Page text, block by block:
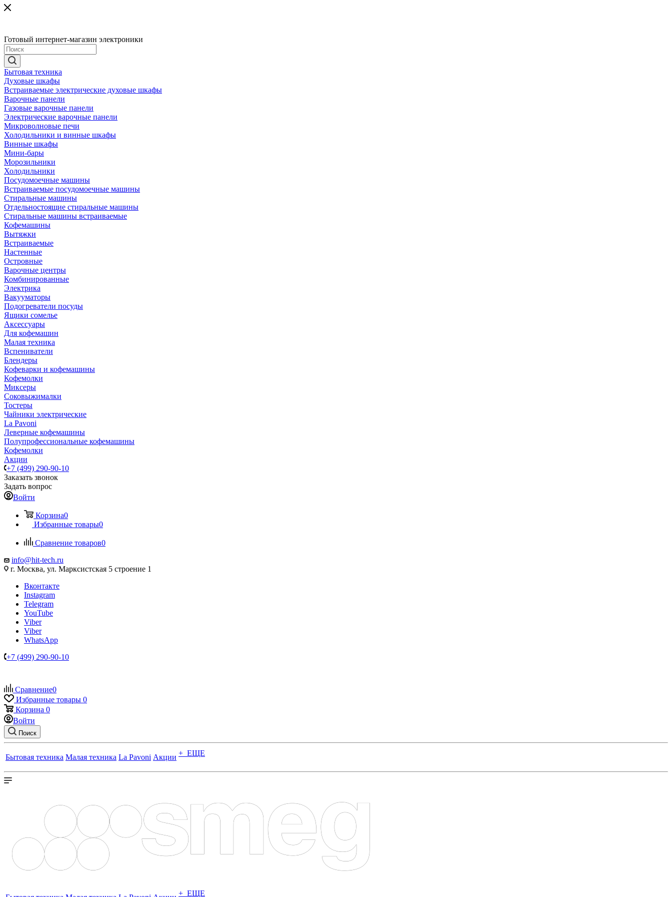
Готовый интернет-магазин электроники
Бытовая техника
Духовые шкафы
Встраиваемые электрические духовые шкафы
Варочные панели
Газовые варочные панели
Электрические варочные панели
Микроволновые печи
Холодильники и винные шкафы
Винные шкафы
Мини-бары
Морозильники
Холодильники
Посудомоечные машины
Встраиваемые посудомоечные машины
Стиральные машины
Отдельностоящие стиральные машины
Стиральные машины встраиваемые
Кофемашины
Вытяжки
Встраиваемые
Настенные
Островные
Варочные центры
Комбинированные
Электрика
Вакууматоры
Подогреватели посуды
Ящики сомелье
Аксессуары
Для кофемашин
Малая техника
Вспениватели
Блендеры
Кофеварки и кофемашины
Кофемолки
Миксеры
Соковыжималки
Тостеры
Чайники электрические
La Pavoni
Леверные кофемашины
Полупрофессиональные кофемашины
Кофемолки
Акции
+7 (499) 290-90-10
Заказать звонок
Задать вопрос
Войти
Корзина0
Избранные товары0
Сравнение товаров0
info@hit-tech.ru
г. Москва, ул. Марксистская 5 строение 1
Вконтакте
Instagram
Telegram
YouTube
Viber
Viber
WhatsApp
+7 (499) 290-90-10
Сравнение0
Избранные товары 0
Корзина 0
Войти
Поиск
Бытовая техника Малая техника La Pavoni Акции + ЕЩЕ
+ ЕЩЕ